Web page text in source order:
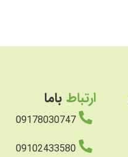
ارتباط باما
09178030747
09102433580